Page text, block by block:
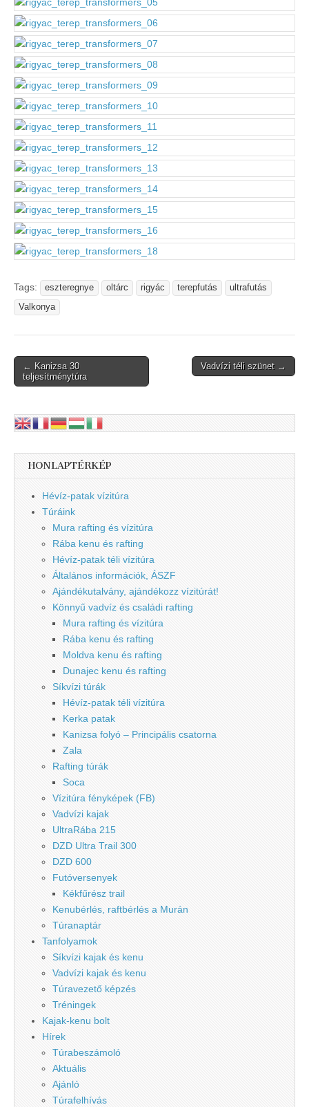
Tags: eszteregnye oltárc rigyác terepfutás
ultrafutás
Valkonya
Post
navigation
← Kanizsa 30
teljesítménytúra
Vadvízi téli szünet →
HONLAPTÉRKÉP
Hévíz-patak vízitúra
Túráink
Mura rafting és vízitúra
Rába kenu és rafting
Hévíz-patak téli vízitúra
Általános információk, ÁSZF
Ajándékutalvány, ajándékozz vízitúrát!
Könnyű vadvíz és családi rafting
Mura rafting és vízitúra
Rába kenu és rafting
Moldva kenu és rafting
Dunajec kenu és rafting
Síkvízi túrák
Hévíz-patak téli vízitúra
Kerka patak
Kanizsa folyó – Principális csatorna
Zala
Rafting túrák
Soca
Vízitúra fényképek (FB)
Vadvízi kajak
UltraRába 215
DZD Ultra Trail 300
DZD 600
Futóversenyek
Kékfűrész trail
Kenubérlés, raftbérlés a Murán
Túranaptár
Tanfolyamok
Síkvízi kajak és kenu
Vadvízi kajak és kenu
Túravezető képzés
Tréningek
Kajak-kenu bolt
Hírek
Túrabeszámoló
Aktuális
Ajánló
Túrafelhívás